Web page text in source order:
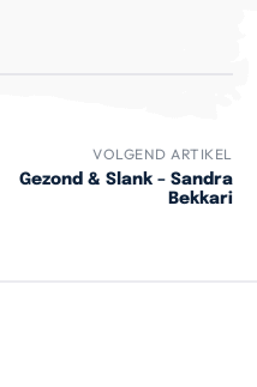
VOLGEND ARTIKEL
Gezond & Slank – Sandra
Bekkari